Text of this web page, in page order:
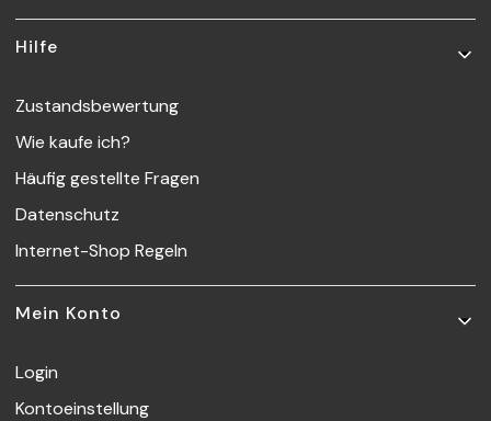
Hilfe
Zustandsbewertung
Wie kaufe ich?
Häufig gestellte Fragen
Datenschutz
Internet-Shop Regeln
Mein Konto
Login
Kontoeinstellung